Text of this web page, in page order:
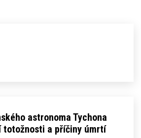
astronoma Tychona
totožnosti a příčiny úmrtí